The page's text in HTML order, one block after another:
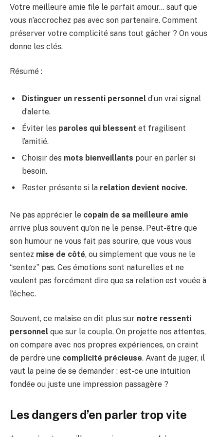
Votre meilleure amie file le parfait amour… sauf que
vous n’accrochez pas avec son partenaire. Comment
préserver votre complicité sans tout gâcher ? On vous
donne les clés.
Résumé :
Distinguer un ressenti personnel d’un vrai signal
d’alerte.
Éviter les paroles qui blessent et fragilisent
l’amitié.
Choisir des mots bienveillants pour en parler si
besoin.
Rester présente si la relation devient nocive.
Ne pas apprécier le copain de sa meilleure amie
arrive plus souvent qu’on ne le pense. Peut-être que
son humour ne vous fait pas sourire, que vous vous
sentez mise de côté, ou simplement que vous ne le
“sentez” pas. Ces émotions sont naturelles et ne
veulent pas forcément dire que sa relation est vouée à
l’échec.
Souvent, ce malaise en dit plus sur notre ressenti
personnel que sur le couple. On projette nos attentes,
on compare avec nos propres expériences, on craint
de perdre une complicité précieuse. Avant de juger, il
vaut la peine de se demander : est-ce une intuition
fondée ou juste une impression passagère ?
Les dangers d’en parler trop vite